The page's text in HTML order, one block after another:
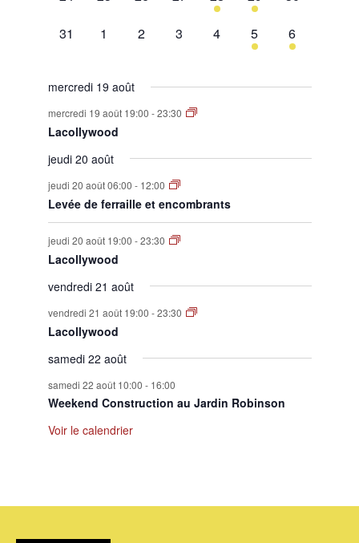
évènement,évènement,évènement,
0
31
0
1
0
2
0
3
0
évènement,
4
1
évènement,
5
1
évènement,
6
mercredi 19 août
mercredi 19 août 19:00 -23:30
Lacollywood
jeudi 20 août
jeudi 20 août 06:00 - 12:00
Levée de ferraille et encombrants
jeudi 20 août 19:00 -23:30
Lacollywood
vendredi 21 août
vendredi 21 août 19:00 -23:30
Lacollywood
samedi 22 août
samedi 22 août 10:00 - 16:00
Weekend Construction au Jardin Robinson
Voir le calendrier